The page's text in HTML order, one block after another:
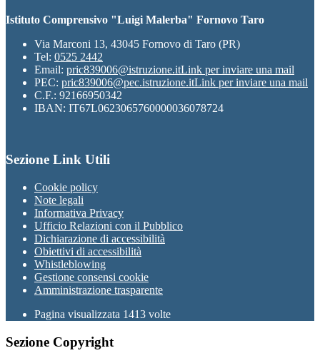
Istituto Comprensivo "Luigi Malerba" Fornovo Taro
Via Marconi 13, 43045 Fornovo di Taro (PR)
Tel: 0525 2442
Email: pric839006@istruzione.itLink per inviare una mail
PEC: pric839006@pec.istruzione.itLink per inviare una mail
C.F.: 92166950342
IBAN: IT67L0623065760000036078724
Sezione Link Utili
Cookie policy
Note legali
Informativa Privacy
Ufficio Relazioni con il Pubblico
Dichiarazione di accessibilità
Obiettivi di accessibilità
Whistleblowing
Gestione consensi cookie
Amministrazione trasparente
Pagina visualizzata 1413 volte
Sezione Copyright